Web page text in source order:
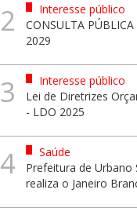
Interesse público
CONSULTA
2029
Interesse público
Lei de Diretrizes
- LDO 2025
Saúde
Prefeitura de Urbano
realiza o Janeiro